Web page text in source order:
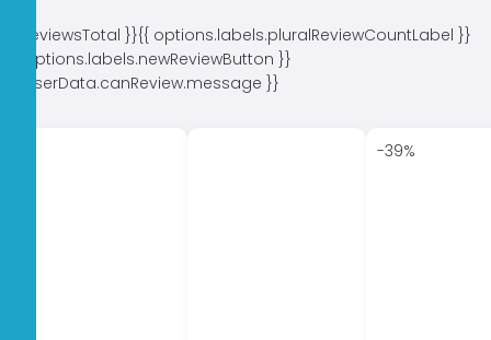
{{ reviewsTotal }}{{ options.labels.pluralReviewCountLabel }}
{{ options.labels.newReviewButton }}
{{ userData.canReview.message }}
-39%